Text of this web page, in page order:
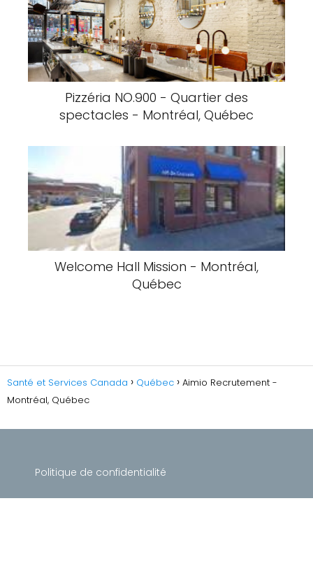
Pizzéria NO.900 - Quartier des
spectacles - Montréal, Québec
Welcome Hall Mission - Montréal,
Québec
Santé et Services Canada Québec
Aimio Recrutement -
Montréal, Québec
Politique de confidentialité